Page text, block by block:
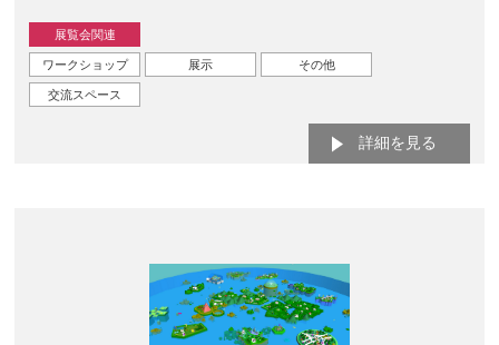
展覧会関連
ワークショップ 展示 その他
交流スペース
詳細を見る